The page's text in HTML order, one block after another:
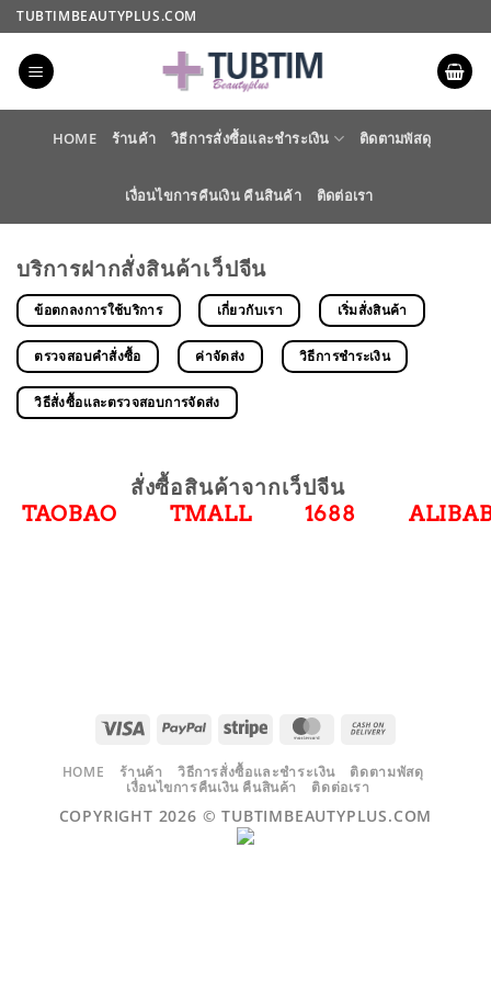
ข้าม
ไป
เนื้อหา
TUBTIMBEAUTYPLUS.COM
HOME ร้านค้า วิธีการสั่งซื้อและชำระเงิน ติดตามพัสดุ
เงื่อนไขการคืนเงิน คืนสินค้า ติดต่อเรา
บริการฝากสั่งสินค้าเว็ปจีน
ข้อตกลงการใช้บริการ เกี่ยวกับเรา เริ่มสั่งสินค้า
ตรวจสอบคำสั่งซื้อ ค่าจัดส่ง วิธีการชำระเงิน
วิธีสั่งซื้อและตรวจสอบการจัดส่ง
สั่งซื้อสินค้าจากเว็ปจีน
TAOBAO TMALL 1688
VISA PAYPALSTRIPE MASTERCARD
DELIVERY
HOME ร้านค้า วิธีการสั่งซื้อและชำระเงิน
ติดตามพัสดุ
เงื่อนไขการคืนเงิน คืนสินค้า
ติดต่อเรา
COPYRIGHT 2026 ©TUBTIMBEAUTYPLUS.COM